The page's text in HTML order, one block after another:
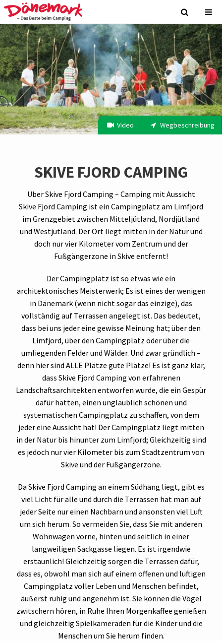
Video Wegbeschreibung
SKIVE FJORD CAMPING
Über Skive Fjord Camping – Camping mit Aussicht
Skive Fjord Camping ist ein Campingplatz am Limfjord
im Grenzgebiet zwischen Mitteljütland, Nordjütland
und Westjütland. Der Ort liegt mitten in der Natur und
doch nur vier Kilometer vom Zentrum und der
Fußgängerzone in Skive entfernt!
Der Campingplatz ist so etwas wie ein
architektonisches Meisterwerk; Es ist eines der wenigen
in Dänemark (wenn nicht sogar das einzige), das
vollständig auf Terrassen angelegt ist. Das bedeutet,
dass bei uns jeder eine gewisse Meinung hat; über den
Limfjord, über den Campingplatz oder über die
umliegenden Felder und Wälder. Und zwar gründlich –
denn hier sind ALLE Plätze gute Plätze! Es ist ganz klar,
dass Skive Fjord Camping von erfahrenen
Landschaftsarchitekten entworfen wurde, die ein Gespür
dafür hatten, einen unglaublich schönen und
systematischen Campingplatz zu schaffen, von dem
jeder eine Aussicht hat! Der Campingplatz liegt mitten
in der Natur bis hinunter zum Limfjord; Gleichzeitig sind
es jedoch nur vier Kilometer bis zum Stadtzentrum von
Skive und der Fußgängerzone.
Da Skive Fjord Camping an einem Südhang liegt, gibt es
viel Licht für alle und durch die Terrassen hat man auf
jeder Seite nur einen Nachbarn und ansonsten viel Luft
um sich herum. So vermeiden Sie, dass Sie mit anderen
Wohnwagen vorne, hinten und seitlich in einer
langweiligen Sackgasse liegen. Es ist irgendwie
erstaunlich! Gleichzeitig sorgen die Terrassen dafür,
dass es, obwohl man sich auf einem offenen und luftigen
Campingplatz voller Leben und Menschen befindet,
äußerst ruhig und angenehm ist. Sie können die Vögel
zwitschern hören, in Ruhe Ihren Morgenkaffee genießen
und gleichzeitig Spielkameraden für die Kinder und die
Menschen um Sie herum finden.